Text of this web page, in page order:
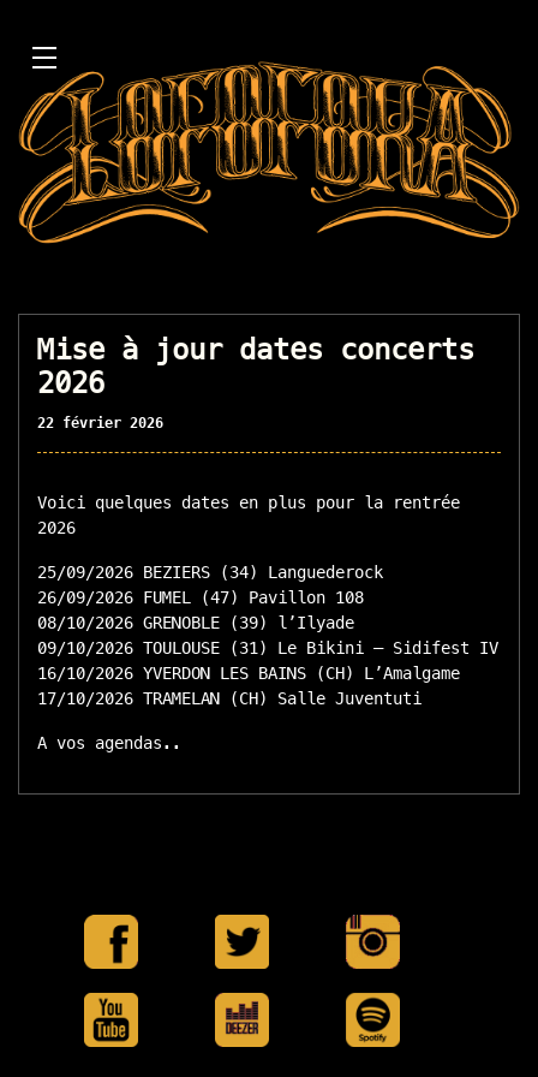
Mise à jour dates concerts
2026
22 février 2026
Voici quelques dates en plus pour la rentrée
2026
25/09/2026 BEZIERS (34) Languederock
26/09/2026 FUMEL (47) Pavillon 108
08/10/2026 GRENOBLE (39) l’Ilyade
09/10/2026 TOULOUSE (31) Le Bikini – Sidifest IV
16/10/2026 YVERDON LES BAINS (CH) L’Amalgame
17/10/2026 TRAMELAN (CH) Salle Juventuti
A vos agendas..